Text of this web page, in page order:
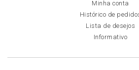
Minha conta
Histórico de
Lista de desejos
Informativo